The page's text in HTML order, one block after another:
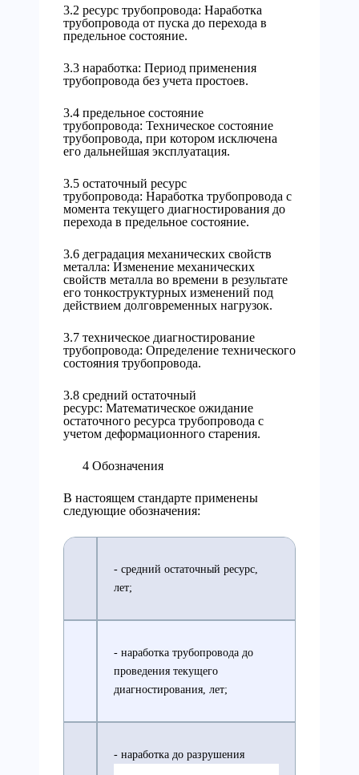
3.2 ресурс трубопровода: Наработка
трубопровода от пуска до перехода в
предельное состояние.
3.3 наработка: Период применения
трубопровода без учета простоев.
3.4 предельное состояние
трубопровода: Техническое состояние
трубопровода, при котором исключена
его дальнейшая эксплуатация.
3.5 остаточный ресурс
трубопровода: Наработка трубопровода с
момента текущего диагностирования до
перехода в предельное состояние.
3.6 деградация механических свойств
металла: Изменение механических
свойств металла во времени в результате
его тонкоструктурных изменений под
действием долговременных нагрузок.
3.7 техническое диагностирование
трубопровода: Определение технического
состояния трубопровода.
3.8 средний остаточный
ресурс: Математическое ожидание
остаточного ресурса трубопровода с
учетом деформационного старения.
4 Обозначения
В настоящем стандарте применены
следующие обозначения:
- средний остаточный ресурс,
лет;
- наработка трубопровода до
проведения текущего
диагностирования, лет;
- наработка до разрушения